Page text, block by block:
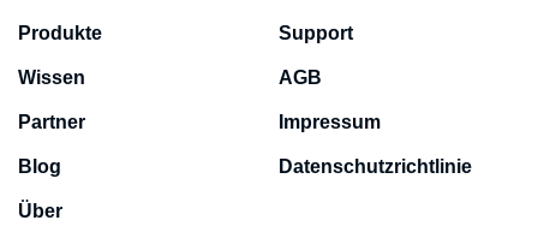
Produkte
Wissen
Partner
Blog
Über
Support
AGB
Impressum
Datenschutzrichtlinie